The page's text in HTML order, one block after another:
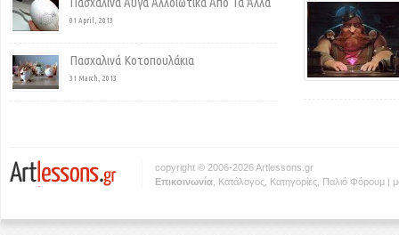
01 April, 2013
Πασχαλινά Κοτοπουλάκια
31 March, 2013
copyright © 2006-2026 Artlessons.gr
Eπικοινωνία Κατάλογος Κατηγορίες Παλιό Φόρουμ |